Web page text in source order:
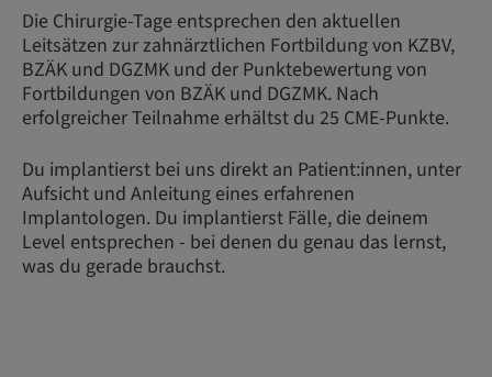
Die Chirurgie-Tage entsprechen den aktuellen
Leitsätzen zur zahnärztlichen Fortbildung von KZBV,
BZÄK und DGZMK und der Punktebewertung von
Fortbildungen von BZÄK und DGZMK. Nach
erfolgreicher Teilnahme erhältst du 25 CME-Punkte.
Du implantierst bei uns direkt an Patient:innen, unter
Aufsicht und Anleitung eines erfahrenen
Implantologen. Du implantierst Fälle, die deinem
Level entsprechen - bei denen du genau das lernst,
was du gerade brauchst.